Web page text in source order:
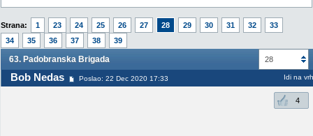
Strana: 1 23 24 25 26 27 28 29 30 31 32
33
34
35 36 37 38 39
28
63. Padobranska Brigada
Bob Nedas Poslao: 22 Dec 2020 17:33 Idi na vrh
4